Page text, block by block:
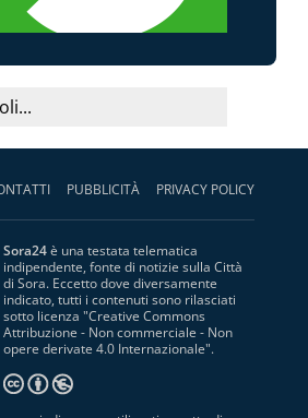
PUBBLICITÀ PRIVACY POLICY
Sora24è una testata telematica
indipendente, fonte di notizie sulla Città
di Sora. Eccetto dove diversamente
indicato, tutti i contenuti sono rilasciati
sotto licenza "Creative Commons
Attribuzione - Non commerciale - Non
opere derivate 4.0 Internazionale".